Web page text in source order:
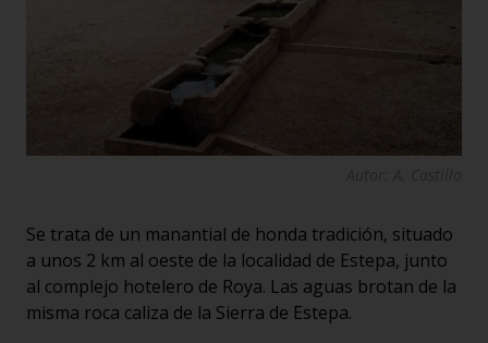
Se trata de un manantial de honda tradición, situado
a unos 2 km al oeste de la localidad de Estepa, junto
al complejo hotelero de Roya. Las aguas brotan de la
misma roca caliza de la Sierra de Estepa.